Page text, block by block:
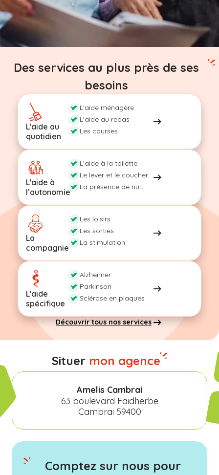
Des services au plus près de ses
besoins
L'aide au
quotidien
L'aide ménagère
L'aide au repas
Les courses
L'aide à
l’autonomie
L'aide à la toilette
Le lever et le coucher
La présence de nuit
La
compagnie
Les loisirs
Les sorties
La stimulation
L'aide
spécifique
Alzheimer
Parkinson
Sclérose en plaques
Découvrir tous nos services
Situer mon agence
Amelis Cambrai
63 boulevard Faidherbe
Cambrai 59400
Comptez sur nous pour